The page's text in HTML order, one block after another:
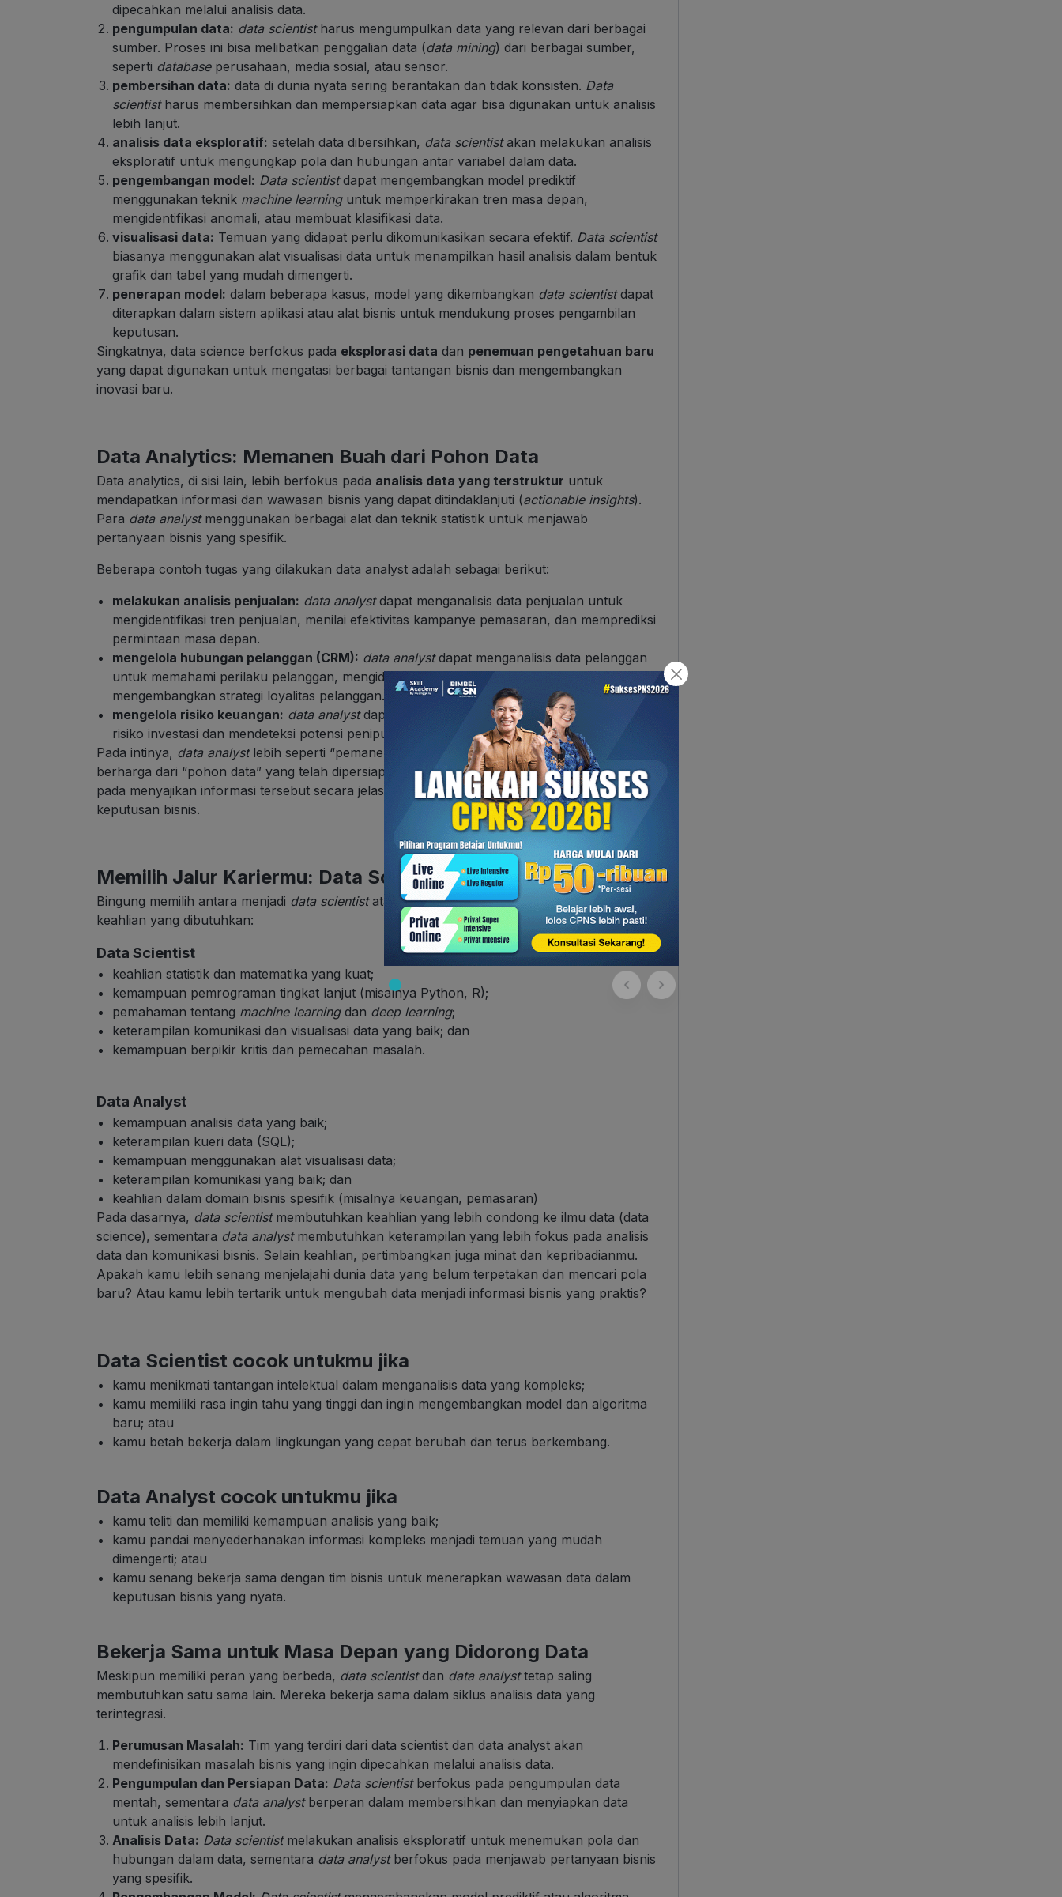
dipecahkan melalui analisis data.
pengumpulan data: data scientistharus mengumpulkan data yang relevan dari berbagai
sumber. Proses ini bisa melibatkan penggalian data (data mining) dari berbagai sumber,
seperti databaseperusahaan, media sosial, atau sensor.
pembersihan data: data di dunia nyata sering berantakan dan tidak konsisten. Data
scientistharus membersihkan dan mempersiapkan data agar bisa digunakan untuk analisis
lebih lanjut.
analisis data eksploratif: setelah data dibersihkan, data scientistakan melakukan analisis
eksploratif untuk mengungkap pola dan hubungan antar variabel dalam data.
pengembangan model: Data scientistdapat mengembangkan model prediktif
menggunakan teknik machine learninguntuk memperkirakan tren masa depan,
mengidentifikasi anomali, atau membuat klasifikasi data.
visualisasi data: Temuan yang didapat perlu dikomunikasikan secara efektif. Data scientist
biasanya menggunakan alat visualisasi data untuk menampilkan hasil analisis dalam bentuk
grafik dan tabel yang mudah dimengerti.
penerapan model: dalam beberapa kasus, model yang dikembangkan data scientistdapat
diterapkan dalam sistem aplikasi atau alat bisnis untuk mendukung proses pengambilan
keputusan.
Singkatnya, data science berfokus pada eksplorasi data dan penemuan pengetahuan baru
yang dapat digunakan untuk mengatasi berbagai tantangan bisnis dan mengembangkan
inovasi baru.
Data Analytics: Memanen Buah dari Pohon Data
Data analytics, di sisi lain, lebih berfokus pada analisis data yang terstruktur untuk
mendapatkan informasi dan wawasan bisnis yang dapat ditindaklanjuti (actionable insights).
Para data analystmenggunakan berbagai alat dan teknik statistik untuk menjawab
pertanyaan bisnis yang spesifik.
Beberapa contoh tugas yang dilakukan data analyst adalah sebagai berikut:
melakukan analisis penjualan: data analystdapat menganalisis data penjualan untuk
mengidentifikasi tren penjualan, menilai efektivitas kampanye pemasaran, dan memprediksi
permintaan masa depan.
mengelola hubungan pelanggan (CRM): data analystdapat menganalisis data pelanggan
untuk memahami perilaku pelanggan, mengidentifikasi pelanggan potensial, dan
mengembangkan strategi loyalitas pelanggan.
mengelola risiko keuangan: data analystdapat menganalisis data keuangan untuk menilai
risiko investasi dan mendeteksi potensi penipuan.
Pada intinya, data analystlebih seperti “pemanen” yang memetik buah berupa informasi
berharga dari “pohon data” yang telah dipersiapkan oleh tim data science. Mereka berfokus
pada menyajikan informasi tersebut secara jelas dan mudah dimengerti oleh para pengambil
keputusan bisnis.
Memilih Jalur Kariermu: Data Scientist vs. Data Analyst
Bingung memilih antara menjadi data scientistataudata analyst? Mari kita lihat dari sisi
keahlian yang dibutuhkan:
Data Scientist
keahlian statistik dan matematika yang kuat;
kemampuan pemrograman tingkat lanjut (misalnya Python, R);
pemahaman tentang machine learningdan deep learning;
keterampilan komunikasi dan visualisasi data yang baik; dan
kemampuan berpikir kritis dan pemecahan masalah.
Data Analyst
kemampuan analisis data yang baik;
keterampilan kueri data (SQL);
kemampuan menggunakan alat visualisasi data;
keterampilan komunikasi yang baik; dan
keahlian dalam domain bisnis spesifik (misalnya keuangan, pemasaran)
Pada dasarnya, data scientistmembutuhkan keahlian yang lebih condong ke ilmu data (data
science), sementara data analystmembutuhkan keterampilan yang lebih fokus pada analisis
data dan komunikasi bisnis. Selain keahlian, pertimbangkan juga minat dan kepribadianmu.
Apakah kamu lebih senang menjelajahi dunia data yang belum terpetakan dan mencari pola
baru? Atau kamu lebih tertarik untuk mengubah data menjadi informasi bisnis yang praktis?
Data Scientist cocok untukmu jika
kamu menikmati tantangan intelektual dalam menganalisis data yang kompleks;
kamu memiliki rasa ingin tahu yang tinggi dan ingin mengembangkan model dan algoritma
baru; atau
kamu betah bekerja dalam lingkungan yang cepat berubah dan terus berkembang.
Data Analyst cocok untukmu jika
kamu teliti dan memiliki kemampuan analisis yang baik;
kamu pandai menyederhanakan informasi kompleks menjadi temuan yang mudah
dimengerti; atau
kamu senang bekerja sama dengan tim bisnis untuk menerapkan wawasan data dalam
keputusan bisnis yang nyata.
Bekerja Sama untuk Masa Depan yang Didorong Data
Meskipun memiliki peran yang berbeda, data scientistdan data analysttetap saling
membutuhkan satu sama lain. Mereka bekerja sama dalam siklus analisis data yang
terintegrasi.
Perumusan Masalah: Tim yang terdiri dari data scientist dan data analyst akan
mendefinisikan masalah bisnis yang ingin dipecahkan melalui analisis data.
Pengumpulan dan Persiapan Data: Data scientistberfokus pada pengumpulan data
mentah, sementara data analystberperan dalam membersihkan dan menyiapkan data
untuk analisis lebih lanjut.
Analisis Data: Data scientistmelakukan analisis eksploratif untuk menemukan pola dan
hubungan dalam data, sementara data analystberfokus pada menjawab pertanyaan bisnis
yang spesifik.